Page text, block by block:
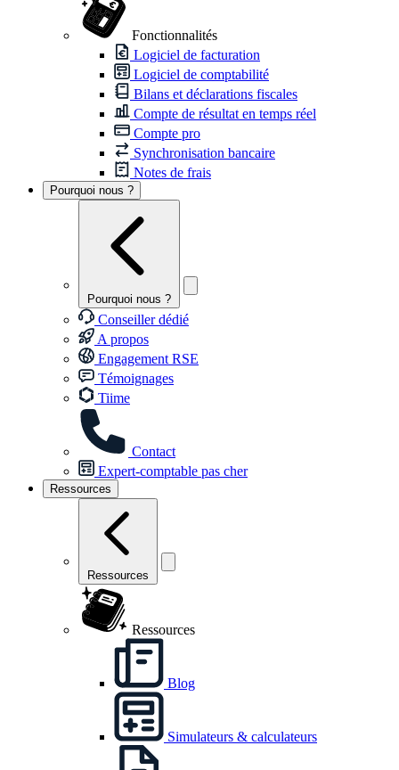
Fonctionnalités
Logiciel de facturation
Logiciel de comptabilité
Bilans et déclarations fiscales
Compte de résultat en temps réel
Compte pro
Synchronisation bancaire
Notes de frais
Pourquoi nous ?
Pourquoi nous ?
Conseiller dédié
A propos
Engagement RSE
Témoignages
Tiime
Contact
Expert-comptable pas cher
Ressources
Ressources
Ressources
Blog
Simulateurs & calculateurs